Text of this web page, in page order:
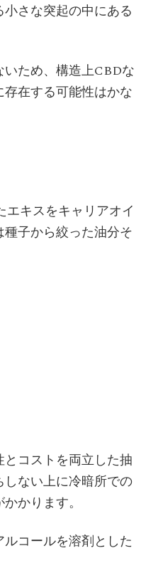
さな突起の中にある
ため、構造上CBDな
在する可能性はかな
キスをキャリアオイ
子から絞った油分そ
コストを両立した抽
ない上に冷暗所での
かります。
コールを溶剤とした